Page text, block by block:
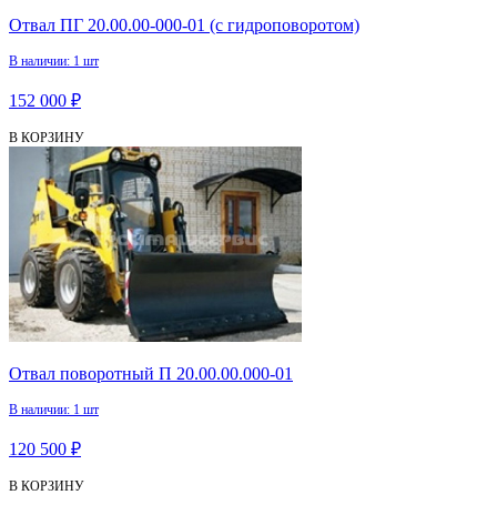
Отвал ПГ 20.00.00-000-01 (с гидроповоротом)
В наличии: 1 шт
152 000 ₽
В КОРЗИНУ
Отвал поворотный П 20.00.00.000-01
В наличии: 1 шт
120 500 ₽
В КОРЗИНУ